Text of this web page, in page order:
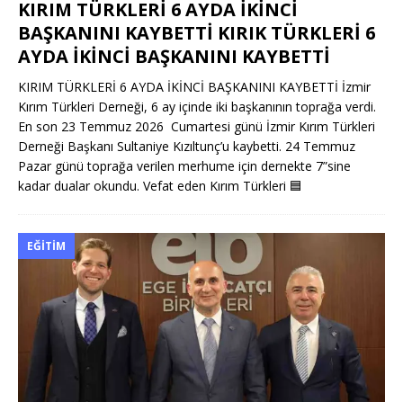
KIRIM TÜRKLERİ 6 AYDA İKİNCİ
BAŞKANINI KAYBETTİ KIRIK TÜRKLERİ 6
AYDA İKİNCİ BAŞKANINI KAYBETTİ
KIRIM TÜRKLERİ 6 AYDA İKİNCİ BAŞKANINI KAYBETTİ İzmir
Kırım Türkleri Derneği, 6 ay içinde iki başkanının toprağa verdi.
En son 23 Temmuz 2026 Cumartesi günü İzmir Kırım Türkleri
Derneği Başkanı Sultaniye Kızıltunç’u kaybetti. 24 Temmuz
Pazar günü toprağa verilen merhume için dernekte 7”sine
kadar dualar okundu. Vefat eden Kırım Türkleri 🟦
EĞITIM